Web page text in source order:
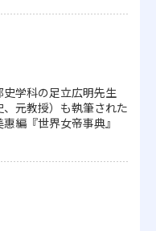
史学科の足立広明先生
、元教授）も執筆された
編『世界女帝事典』